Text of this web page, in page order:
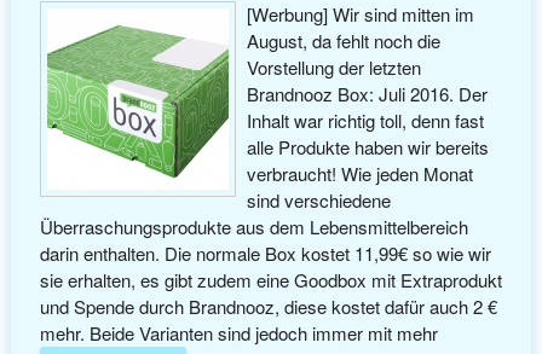
[Werbung] Wir sind mitten im
August, da fehlt noch die
Vorstellung der letzten
Brandnooz Box: Juli 2016. Der
Inhalt war richtig toll, denn fast
alle Produkte haben wir bereits
verbraucht! Wie jeden Monat
sind verschiedene
Überraschungsprodukte aus dem Lebensmittelbereich
darin enthalten. Die normale Box kostet 11,99€ so wie wir
sie erhalten, es gibt zudem eine Goodbox mit Extraprodukt
und Spende durch Brandnooz, diese kostet dafür auch 2 €
mehr. Beide Varianten sind jedoch immer mit mehr